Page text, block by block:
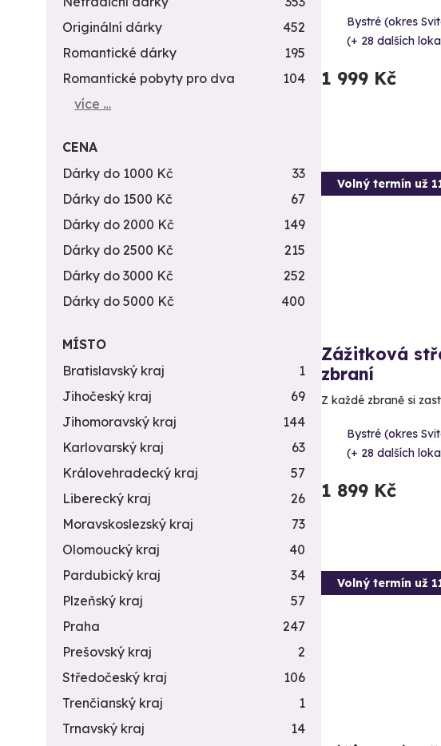
Bystré (okres
(+ 28 dalších
1 999 Kč
Volný termín už
Zážitková
zbraní
Z každé zbraně si
Bystré (okres
(+ 28 dalších
1 899 Kč
Volný termín už
Originální dárky
452
Romantické dárky
195
Romantické pobyty pro dva
104
více …
CENA
Dárky do 1000 Kč
33
Dárky do 1500 Kč
67
Dárky do 2000 Kč
149
Dárky do 2500 Kč
215
Dárky do 3000 Kč
252
Dárky do 5000 Kč
400
MÍSTO
Bratislavský kraj
1
Jihočeský kraj
69
Jihomoravský kraj
144
Karlovarský kraj
63
Královehradecký kraj
57
Liberecký kraj
26
Moravskoslezský kraj
73
Olomoucký kraj
40
Pardubický kraj
34
Plzeňský kraj
57
Praha
247
Prešovský kraj
2
Středočeský kraj
106
Trenčianský kraj
1
Trnavský kraj
14